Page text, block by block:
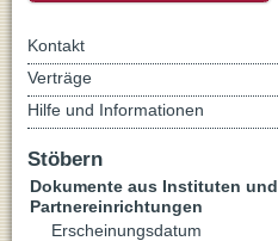
Kontakt
Verträge
Hilfe und Informationen
Stöbern
Dokumente aus Instituten und
Partnereinrichtungen
Erscheinungsdatum